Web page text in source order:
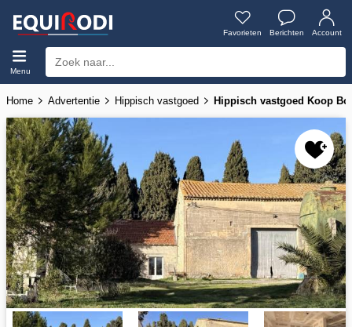
Favorieten Berichten Account
Menu
Home Advertentie Hippisch vastgoed Hippisch vastgoed Koop